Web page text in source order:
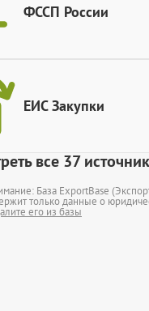
ФССП России
ЕИС Закупки
все 37
База ExportBase
только данные о
его из базы